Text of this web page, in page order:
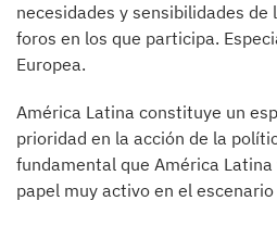
necesidades y sensibilidades de
foros en los que participa.
Europea.
América Latina constituye un
prioridad en la acción de la
fundamental que América Latina
papel muy activo en el